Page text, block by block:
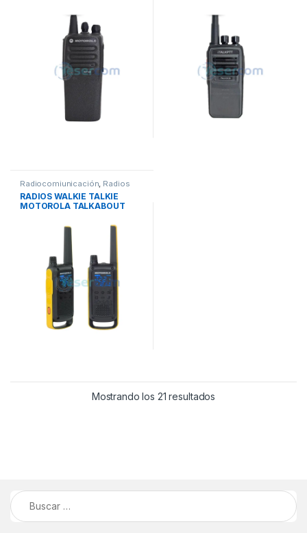
Radiocomiunicación, Radios
RADIOS WALKIE TALKIE
MOTOROLA TALKABOUT
Mostrando los 21 resultados
Buscar: